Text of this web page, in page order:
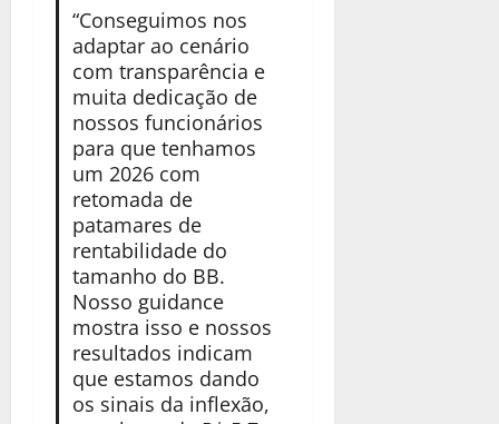
“Conseguimos nos
adaptar ao cenário
com transparência e
muita dedicação de
nossos funcionários
para que tenhamos
um 2026 com
retomada de
patamares de
rentabilidade do
tamanho do BB.
Nosso guidance
mostra isso e nossos
resultados indicam
que estamos dando
os sinais da inflexão,